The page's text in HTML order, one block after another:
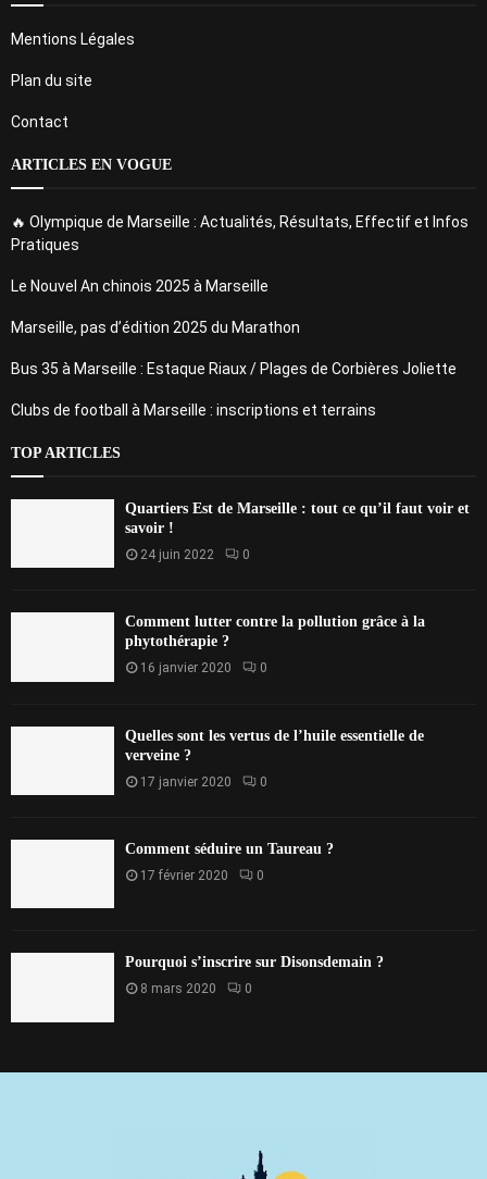
Mentions Légales
Plan du site
Contact
ARTICLES EN VOGUE
🔥 Olympique de Marseille : Actualités, Résultats, Effectif et Infos
Pratiques
Le Nouvel An chinois 2025 à Marseille
Marseille, pas d’édition 2025 du Marathon
Bus 35 à Marseille : Estaque Riaux / Plages de Corbières Joliette
Clubs de football à Marseille : inscriptions et terrains
TOP ARTICLES
Quartiers Est de Marseille : tout ce qu’il faut voir et
savoir !
24 juin 2022 0
Comment lutter contre la pollution grâce à la
phytothérapie ?
16 janvier 2020 0
Quelles sont les vertus de l’huile essentielle de
verveine ?
17 janvier 2020 0
Comment séduire un Taureau ?
17 février 2020 0
Pourquoi s’inscrire sur Disonsdemain ?
8 mars 2020 0